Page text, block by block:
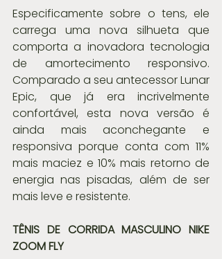
Especificamente sobre o tens, ele
carrega uma nova silhueta que
comporta a inovadora tecnologia
de amortecimento responsivo.
Comparado a seu antecessor Lunar
Epic, que já era incrivelmente
confortável, esta nova versão é
ainda mais aconchegante e
responsiva porque conta com 11%
mais maciez e 10% mais retorno de
energia nas pisadas, além de ser
mais leve e resistente.
TÊNIS DE CORRIDA MASCULINO NIKE
ZOOM FLY